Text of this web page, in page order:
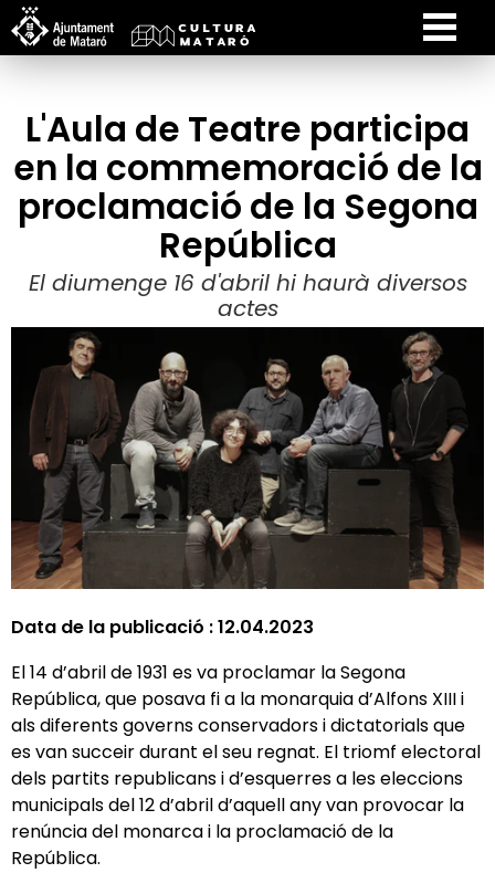
L'Aula de Teatre participa
en la commemoració de la
proclamació de la Segona
República
El diumenge 16 d'abril hi haurà diversos
actes
Data de la publicació :12.04.2023
El 14 d’abril de 1931 es va proclamar la Segona
República, que posava fi a la monarquia d’Alfons XIII i
als diferents governs conservadors i dictatorials que
es van succeir durant el seu regnat. El triomf electoral
dels partits republicans i d’esquerres a les eleccions
municipals del 12 d’abril d’aquell any van provocar la
renúncia del monarca i la proclamació de la
República.